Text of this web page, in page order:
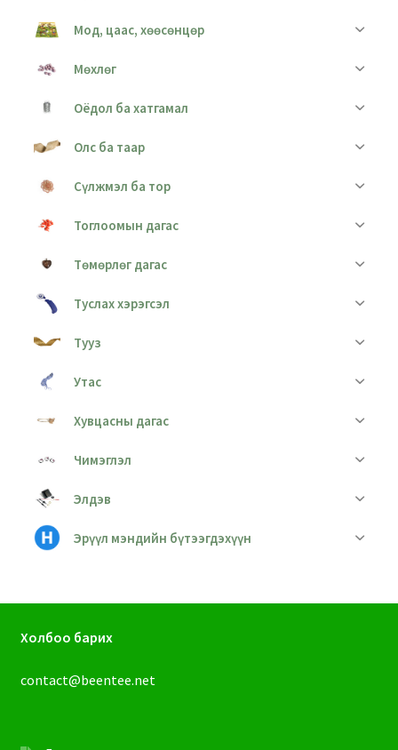
Мод, цаас, хөөсөнцөр
Мөхлөг
Оёдол ба хатгамал
Олс ба таар
Сүлжмэл ба тор
Тоглоомын дагас
Төмөрлөг дагас
Туслах хэрэгсэл
Тууз
Утас
Хувцасны дагас
Чимэглэл
Элдэв
Эрүүл мэндийн бүтээгдэхүүн
Холбоо барих
contact@beentee.net